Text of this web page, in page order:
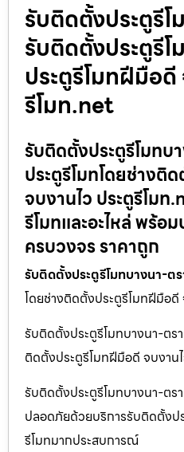
รับติดตั้งประตูรี
รับติดตั้งประตูรี
ประตูรีโมทฝีมือดี
รีโมท.net
รับติดตั้งประตูรีโมท
ประตูรีโมทโดยช่างติ
จบงานไว ประตูรีโม
รีโมทและอะไหล่ พร้อ
ครบวงจร ราคาถูก
รับติดตั้งประตูรีโมทบางนา-ต
โดยช่างติดตั้งประตูรีโมทฝีมือดี
รับติดตั้งประตูรีโมทบางนา-ตร
ติดตั้งประตูรีโมทฝีมือดี จบงาน
รับติดตั้งประตูรีโมทบางนา-ตร
ปลอดภัยด้วยบริการรับติดตั้งป
รีโมทมากประสบการณ์